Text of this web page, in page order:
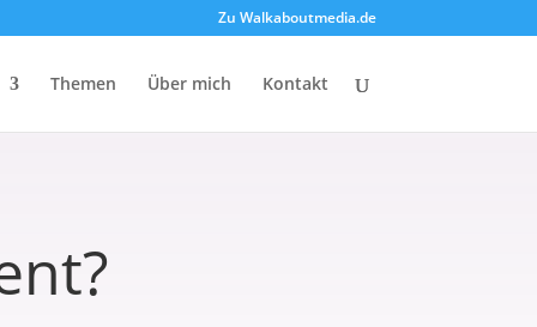
Zu Walkaboutmedia.de
Themen Über mich Kontakt